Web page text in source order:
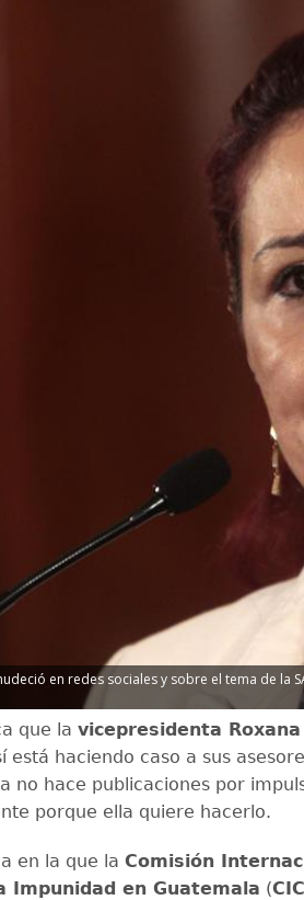
en redes sociales y sobre el tema de
que la vicepresidenta
está haciendo caso a sus
no hace publicaciones por
porque ella quiere hacerlo.
en la que la Comisión
Impunidad en Guatemala (